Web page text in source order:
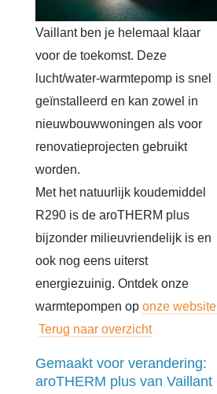
Vaillant ben je helemaal klaar
voor de toekomst. Deze
lucht/water-warmtepomp is snel
geïnstalleerd en kan zowel in
nieuwbouwwoningen als voor
renovatieprojecten gebruikt
worden.
Met het natuurlijk koudemiddel
R290 is de aroTHERM plus
bijzonder milieuvriendelijk is en
ook nog eens uiterst
energiezuinig. Ontdek onze
warmtepompen op onze website.
Terug naar overzicht
Gemaakt voor verandering:
aroTHERM plus van Vaillant